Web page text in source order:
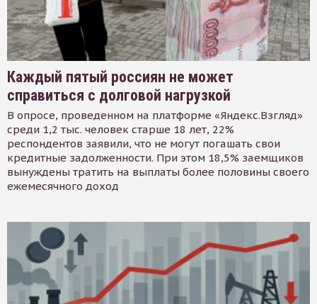
Каждый пятый россиян не может
справиться с долговой нагрузкой
В опросе, проведенном на платформе «Яндекс.Взгляд»
среди 1,2 тыс. человек старше 18 лет, 22%
респондентов заявили, что не могут погашать свои
кредитные задолженности. При этом 18,5% заемщиков
вынуждены тратить на выплаты более половины своего
ежемесячного доход